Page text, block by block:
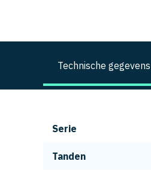
Technische gegevens
Serie
Tanden